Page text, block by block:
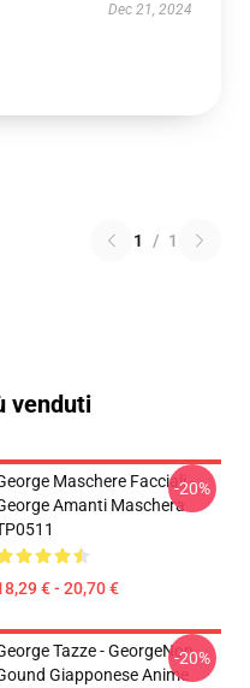
Dec 21, 2024
1 / 1
venduti
Maschere Facciali -
Amanti Maschera
€ - 20,70 €
-20%
Tazze - GeorgeNon
Giapponese Anime
-20%